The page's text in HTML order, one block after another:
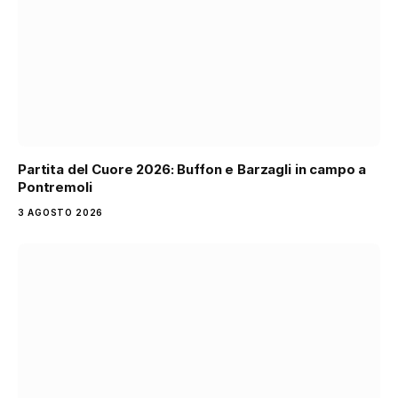
Partita del Cuore 2026: Buffon e Barzagli in campo a
Pontremoli
3 AGOSTO 2026